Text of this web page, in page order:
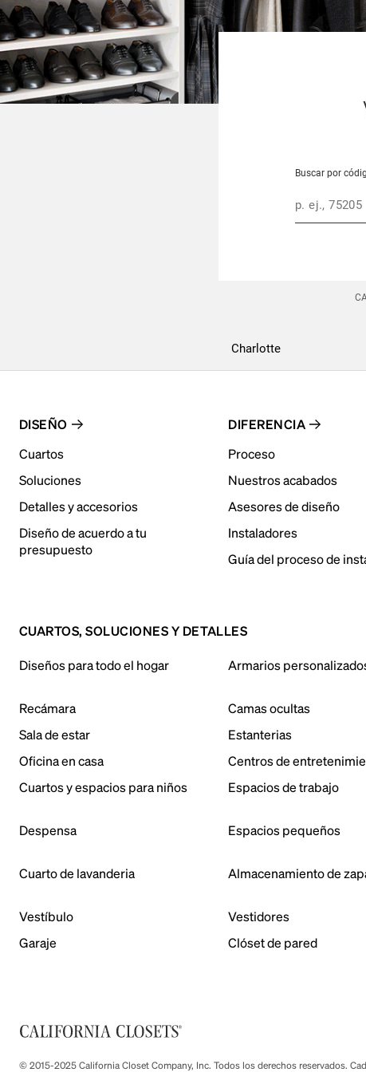
Buscar por
Charlotte
DISEÑO
Cuartos
Soluciones
Detalles y accesorios
Diseño de acuerdo a tu
presupuesto
DIFERENCIA
Proceso
Nuestros acabados
Asesores de diseño
Instaladores
Guía del proceso de
CUARTOS, SOLUCIONES Y DETALLES
Diseños para todo el hogar Armarios
Recámara
Camas ocultas
Sala de estar
Estanterias
Oficina en casa
Centros de
Cuartos y espacios para niños
Espacios de trabajo
Despensa
Espacios pequeños
Cuarto de lavanderia Almacenamiento de
Vestíbulo Vestidores
Garaje
Clóset de pared
© 2015-2025 California Closet Company, Inc. Todos los derechos reservados.